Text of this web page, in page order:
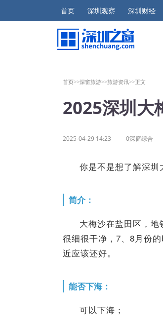
首页 深圳观察 深圳财经
首页>>深窗旅游>>旅游资讯>>正文
2025深圳大
2025-04-29 14:23 0深窗综合
你是不是想了解深圳
简介：
大梅沙在盐田区，
很细很干净，7、8月份
近应该还好。
能否下海：
可以下海；